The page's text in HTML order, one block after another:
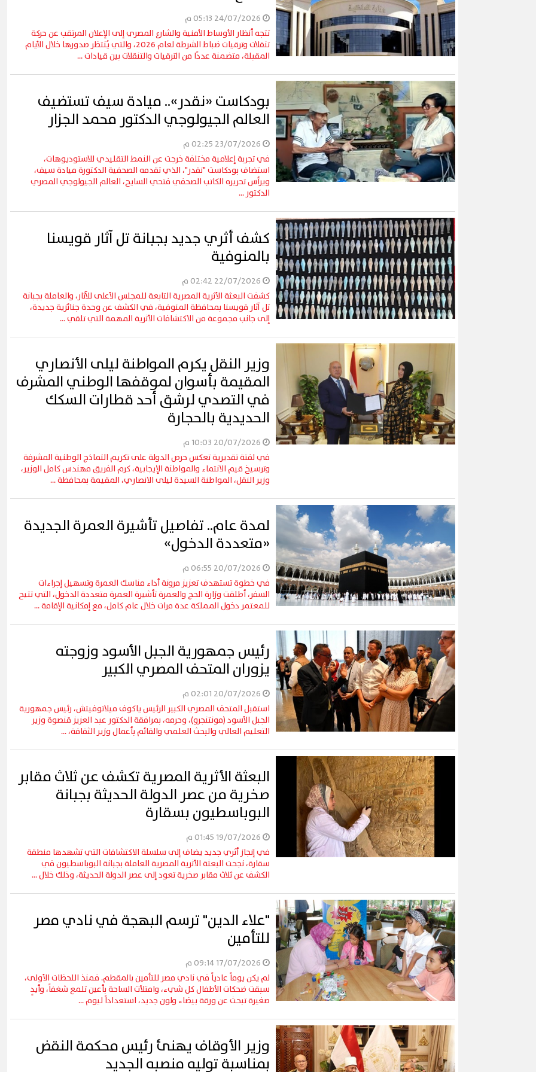
تتجه أنظار الأوساط الأمنية والشارع المصري إلى الإعلان المرتقب عن حركة
تنقلات وترقيات ضباط الشرطة لعام 2026، والتي يُنتظر صدورها خلال الأيام
المقبلة، متضمنة عددًا من الترقيات والتنقلات بين قيادات ...
بودكاست «نقدر».. ميادة سيف تستضيف
العالم الجيولوجي الدكتور محمد الجزار
في تجربة إعلامية مختلفة خرجت عن النمط التقليدي للاستوديوهات،
استضاف بودكاست "نقدر"، الذي تقدمه الصحفية الدكتورة ميادة سيف،
ويرأس تحريره الكاتب الصحفي فتحي السايح، العالم الجيولوجي المصري
الدكتور ...
كشف أثري جديد بجبانة تل آثار قويسنا
بالمنوفية
كشفت البعثة الأثرية المصرية التابعة للمجلس الأعلى للآثار، والعاملة بجبانة
تل آثار قويسنا بمحافظة المنوفية، في الكشف عن وحدة جنائزية جديدة،
إلى جانب مجموعة من الاكتشافات الأثرية المهمة التي تلقي ...
وزير النقل يكرم المواطنة ليلى الأنصاري
المقيمة بأسوان لموقفها الوطني المشرف
في التصدي لرشق أحد قطارات السكك
الحديدية بالحجارة
في لفتة تقديرية تعكس حرص الدولة على تكريم النماذج الوطنية المشرفة
وترسيخ قيم الانتماء والمواطنة الإيجابية، كرم الفريق مهندس كامل الوزير،
وزير النقل، المواطنة السيدة ليلى الانصاري، المقيمة بمحافظة ...
لمدة عام.. تفاصيل تأشيرة العمرة الجديدة
«متعددة الدخول»
في خطوة تستهدف تعزيز مرونة أداء مناسك العمرة وتسهيل إجراءات
السفر، أطلقت وزارة الحج والعمرة تأشيرة العمرة متعددة الدخول، التي تتيح
للمعتمر دخول المملكة عدة مرات خلال عام كامل، مع إمكانية الإقامة ...
رئيس جمهورية الجبل الأسود وزوجته
يزوران المتحف المصري الكبير
استقبل المتحف المصري الكبير الرئيس ياكوف ميلاتوفيتش، رئيس جمهورية
الجبل الأسود (مونتنجرو)، وحرمه، بمرافقة الدكتور عبد العزيز قنصوة وزير
التعليم العالي والبحث العلمي والقائم بأعمال وزير الثقافة، ...
البعثة الأثرية المصرية تكشف عن ثلاث مقابر
صخرية من عصر الدولة الحديثة بجبانة
البوباسطيون بسقارة
في إنجاز أثري جديد يضاف إلى سلسلة الاكتشافات التي تشهدها منطقة
سقارة، نجحت البعثة الأثرية المصرية العاملة بجبانة البوباسطيون في
الكشف عن ثلاث مقابر صخرية تعود إلى عصر الدولة الحديثة، وذلك خلال ...
"علاء الدين" ترسم البهجة في نادي مصر
للتأمين
لم يكن يوماً عادياً في نادي مصر للتأمين بالمقطم. فمنذ اللحظات الأولى،
سبقت ضحكات الأطفال كل شيء، وامتلأت الساحة بأعين تلمع شغفاً، وأيدٍ
صغيرة تبحث عن ورقة بيضاء ولون جديد، استعداداً ليوم ...
وزير الأوقاف يهنئ رئيس محكمة النقض
بمناسبة توليه منصبه الجديد